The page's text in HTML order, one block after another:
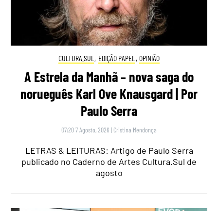
CULTURA.SUL , EDIÇÃO PAPEL , OPINIÃO
A Estrela da Manhã – nova saga do
norueguês Karl Ove Knausgard | Por
Paulo Serra
07:20 7 Agosto, 2026 | Cristina Mendonça
LETRAS & LEITURAS: Artigo de Paulo Serra
publicado no Caderno de Artes Cultura.Sul de
agosto